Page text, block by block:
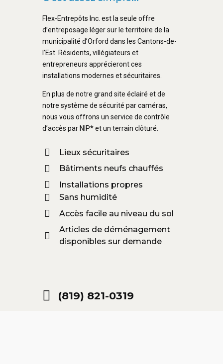
Flex-Entrepôts Inc. est la seule offre
d’entreposage léger sur le territoire de la
municipalité d’Orford dans les Cantons-de-
l’Est. Résidents, villégiateurs et
entrepreneurs apprécieront ces
installations modernes et sécuritaires.
En plus de notre grand site éclairé et de
notre système de sécurité par caméras,
nous vous offrons un service de contrôle
d’accès par NIP* et un terrain clôturé.
Lieux sécuritaires
Bâtiments neufs chauffés
Installations propres
Sans humidité
Accès facile au niveau du sol
Articles de déménagement
disponibles sur demande
(819) 821-0319